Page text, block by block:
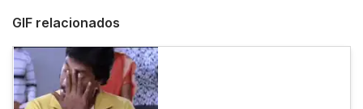
GIF relacionados